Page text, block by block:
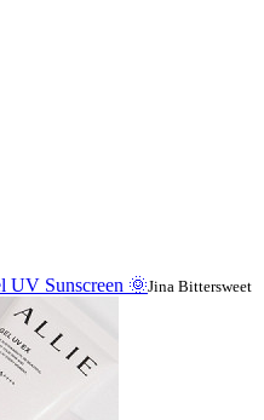
UV Sunscreen 🌞Jina Bittersweet